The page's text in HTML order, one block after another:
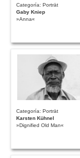
Categoría: Porträt
Gaby Kniep
»Anna«
Categoría: Porträt
Karsten Kühnel
»Dignified Old Man«